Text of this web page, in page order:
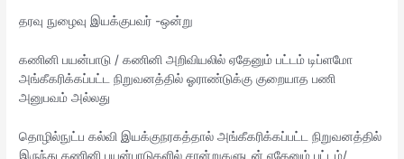
தரவு நுழைவு இயக்குபவர் -ஒன்று
கணினி பயன்பாடு / கணினி அறிவியலில் ஏதேனும் பட்டம் டிப்ளமோ
அங்கீகரிக்கப்பட்ட நிறுவனத்தில் ஓராண்டுக்கு குறையாத பணி
அனுபவம் அல்லது
தொழில்நுட்ப கல்வி இயக்குநரகத்தால் அங்கீகரிக்கப்பட்ட நிறுவனத்தில்
இருந்து கணினி பயன்பாடுகளில் சான்றுகளுடன் ஏதேனும் பட்டம்/